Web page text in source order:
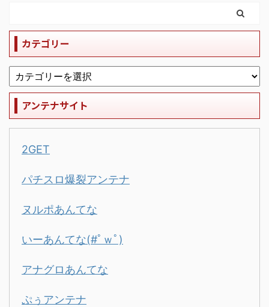
カテゴリー
アンテナサイト
2GET
パチスロ爆裂アンテナ
ヌルポあんてな
いーあんてな(#ﾟｗﾟ)
アナグロあんてな
ぷぅアンテナ